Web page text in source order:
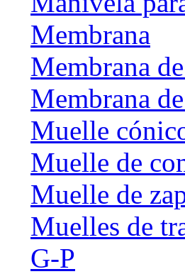
Membrana
Membrana
Membrana
Muelle
Muelle de
Muelle de
Muelles de
G-P